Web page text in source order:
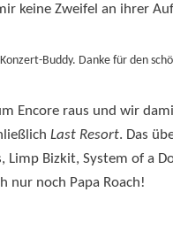
keine Zweifel an ihrer
Buddy. Danke für den
Encore raus und wir
Last Resort. Das
Limp Bizkit, System of a
nur noch Papa Roach!